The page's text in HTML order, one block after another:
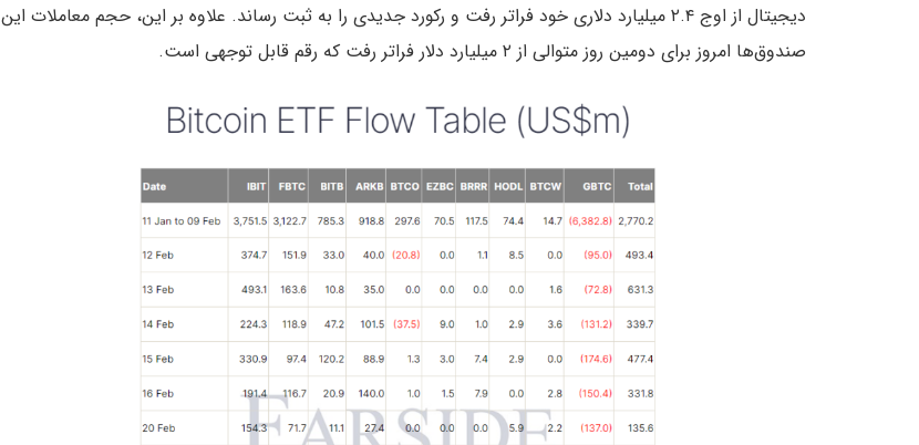
دیجیتال از اوج ۲.۴ میلیارد دلاری خود فراتر رفت و رکورد جدیدی را به ثبت رساند. علاوه بر این، حجم معاملات این
صندوق‌ها امروز برای دومین روز متوالی از ۲ میلیارد دلار فراتر رفت که رقم قابل توجهی است.